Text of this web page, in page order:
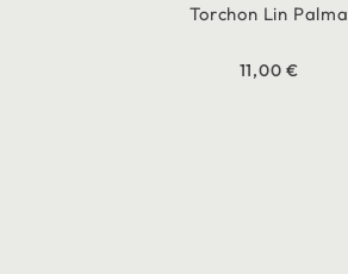
Torchon Lin Palma
11,00 €